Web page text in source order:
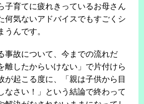
子育てに疲れきっているお母さん
何気ないアドバイスでもすごくシ
うんです。
事故について、今までの流れだ
離したからいけない」で片付けら
が起こる度に、「親は子供から目
なさい！」という結論で終わって